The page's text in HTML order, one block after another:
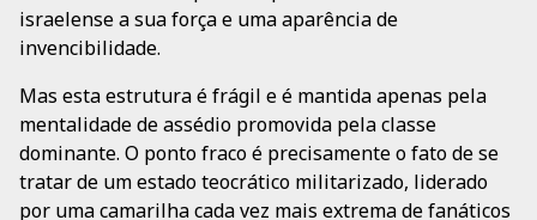
israelense a sua força e uma aparência de
invencibilidade.
Mas esta estrutura é frágil e é mantida apenas pela
mentalidade de assédio promovida pela classe
dominante. O ponto fraco é precisamente o fato de se
tratar de um estado teocrático militarizado, liderado
por uma camarilha cada vez mais extrema de fanáticos